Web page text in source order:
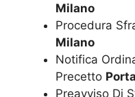
Milano
Procedura
Milano
Notifica
Precetto
Preavviso Di